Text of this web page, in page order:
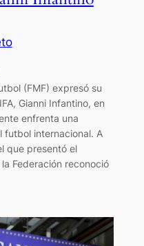
(FMF) expresó su
Gianni Infantino, en
enfrenta una
futbol internacional. A
que presentó el
Federación reconoció